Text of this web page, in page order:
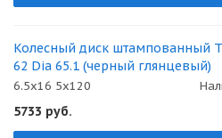
Колесный диск штампованный
62 Dia 65.1 (черный глянцевый)
6.5x16 5x120
5733 руб.